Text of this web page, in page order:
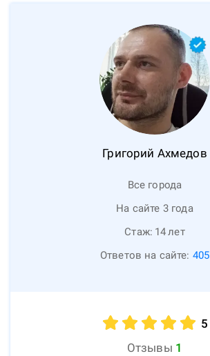
Григорий Ахмедов
Все города
На сайте 3 года
Стаж: 14лет
Ответов на сайте: 405
5
Отзывы 1